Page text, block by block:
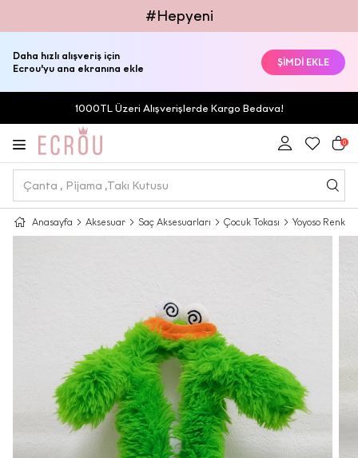
#Hepyeni
Daha hızlı alışveriş için
Ecrou'yu ana ekranına ekle
ŞİMDİ EKLE
1000TL Üzeri Alışverişlerde Kargo Bedava!
0
Anasayfa Aksesuar Saç Aksesuarları Çocuk Tokası Yoyoso Renkli